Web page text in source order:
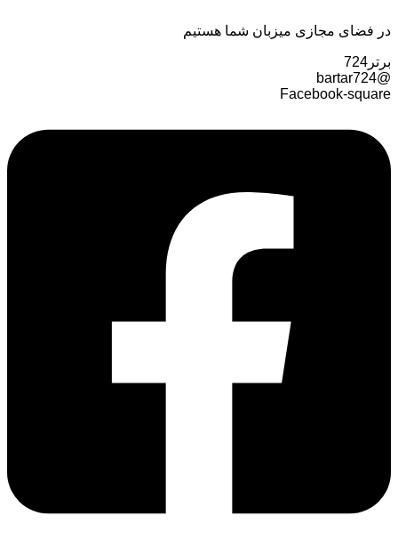
در فضای مجازی میزبان شما هستیم
برتر724
@bartar724
Facebook-square